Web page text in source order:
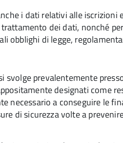
i dati relativi alle iscrizioni
dei dati, nonché
obblighi di legge,
prevalentemente
designati come
necessario a conseguire le
di sicurezza volte a